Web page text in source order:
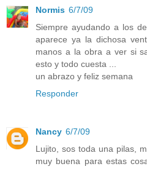
Normis 6/7/09
Siempre ayudando a los
aparece ya la dichosa
manos a la obra a ver si
esto y todo cuesta ...
un abrazo y feliz semana
Responder
Nancy 6/7/09
Lujito, sos toda una pilas,
muy buena para estas